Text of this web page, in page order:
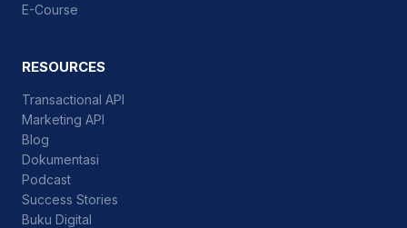
E-Course
RESOURCES
Transactional API
Marketing API
Blog
Dokumentasi
Podcast
Success Stories
Buku Digital